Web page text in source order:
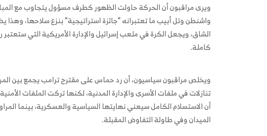
ويرى مراقبون أن الحركة حاولت الظهور كطرف مسؤول يتجاوب مع
واشنطن وتل أبيب ما تعتبرانه "جائزة استراتيجية" بنزع سلاحها،
الشاق، ويجعل الكرة في ملعب إسرائيل والإدارة الأمريكية التي
كاملة.
ويخلص مراقبون سياسيون، أن رد حماس على مقترح ترامب يجمع بين
تنازلات في ملفات الأسرى والإدارة المدنية، لكنها تركت الملفات
أن الاستسلام الكامل سيعني نهايتها السياسية والعسكرية، بينما
الميدان وفي طاولة التفاوض المقبلة.